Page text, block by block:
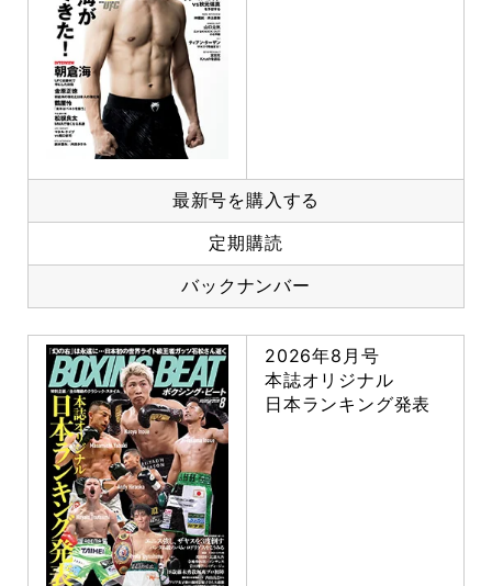
最新号を購入する
定期購読
バックナンバー
2026年8月号
本誌オリジナル
日本ランキング発表